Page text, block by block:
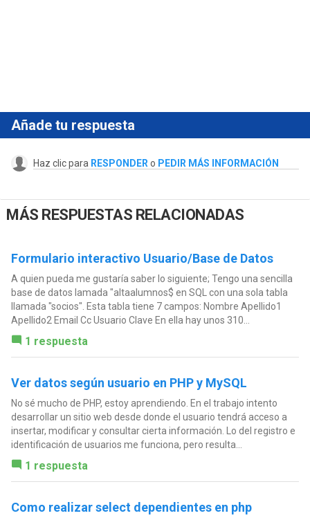
Añade tu respuesta
Haz clic para RESPONDER o PEDIR MÁS INFORMACIÓN
MÁS RESPUESTAS RELACIONADAS
Formulario interactivo Usuario/Base de Datos
A quien pueda me gustaría saber lo siguiente; Tengo una sencilla
base de datos lamada "altaalumnos$ en SQL con una sola tabla
llamada "socios". Esta tabla tiene 7 campos: Nombre Apellido1
Apellido2 Email Cc Usuario Clave En ella hay unos 310...
1 respuesta
Ver datos según usuario en PHP y MySQL
No sé mucho de PHP, estoy aprendiendo. En el trabajo intento
desarrollar un sitio web desde donde el usuario tendrá acceso a
insertar, modificar y consultar cierta información. Lo del registro e
identificación de usuarios me funciona, pero resulta...
1 respuesta
Como realizar select dependientes en php